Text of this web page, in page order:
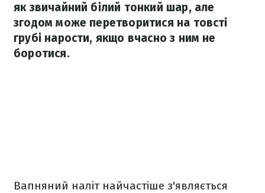
як звичайний білий тонкий шар, але
згодом може перетворитися на товсті
грубі нарости, якщо вчасно з ним не
боротися.
Вапняний наліт найчастіше з'являється